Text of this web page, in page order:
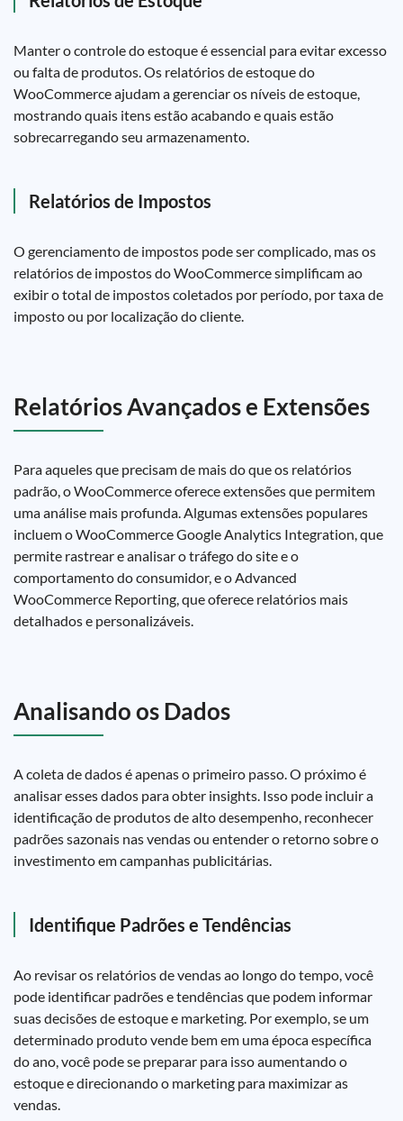
Manter o controle do estoque é essencial para evitar excesso
ou falta de produtos. Os relatórios de estoque do
WooCommerce ajudam a gerenciar os níveis de estoque,
mostrando quais itens estão acabando e quais estão
sobrecarregando seu armazenamento.
Relatórios de Impostos
O gerenciamento de impostos pode ser complicado, mas os
relatórios de impostos do WooCommerce simplificam ao
exibir o total de impostos coletados por período, por taxa de
imposto ou por localização do cliente.
Relatórios Avançados e Extensões
Para aqueles que precisam de mais do que os relatórios
padrão, o WooCommerce oferece extensões que permitem
uma análise mais profunda. Algumas extensões populares
incluem o WooCommerce Google Analytics Integration, que
permite rastrear e analisar o tráfego do site e o
comportamento do consumidor, e o Advanced
WooCommerce Reporting, que oferece relatórios mais
detalhados e personalizáveis.
Analisando os Dados
A coleta de dados é apenas o primeiro passo. O próximo é
analisar esses dados para obter insights. Isso pode incluir a
identificação de produtos de alto desempenho, reconhecer
padrões sazonais nas vendas ou entender o retorno sobre o
investimento em campanhas publicitárias.
Identifique Padrões e Tendências
Ao revisar os relatórios de vendas ao longo do tempo, você
pode identificar padrões e tendências que podem informar
suas decisões de estoque e marketing. Por exemplo, se um
determinado produto vende bem em uma época específica
do ano, você pode se preparar para isso aumentando o
estoque e direcionando o marketing para maximizar as
vendas.